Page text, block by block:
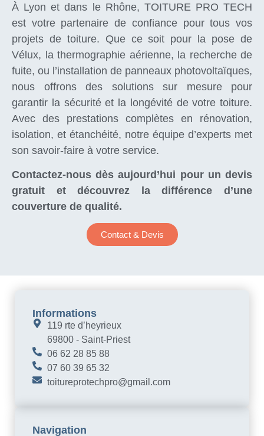
À Lyon et dans le Rhône, TOITURE PRO TECH
est votre partenaire de confiance pour tous vos
projets de toiture. Que ce soit pour la pose de
Vélux, la thermographie aérienne, la recherche de
fuite, ou l’installation de panneaux photovoltaïques,
nous offrons des solutions sur mesure pour
garantir la sécurité et la longévité de votre toiture.
Avec des prestations complètes en rénovation,
isolation, et étanchéité, notre équipe d’experts met
son savoir-faire à votre service.
Contactez-nous dès aujourd’hui pour un devis
gratuit et découvrez la différence d’une
couverture de qualité.
Contact & Devis
Informations
119 rte d’heyrieux
69800 - Saint-Priest
06 62 28 85 88
07 60 39 65 32
toitureprotechpro@gmail.com
Navigation